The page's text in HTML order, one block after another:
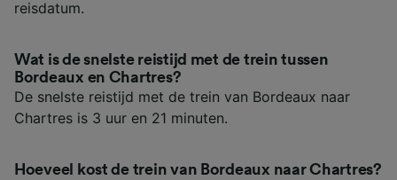
reisdatum.
Wat is de snelste reistijd met de trein tussen
Bordeaux en Chartres?
De snelste reistijd met de trein van Bordeaux naar
Chartres is 3 uur en 21 minuten.
Hoeveel kost de trein van Bordeaux naar Chartres?